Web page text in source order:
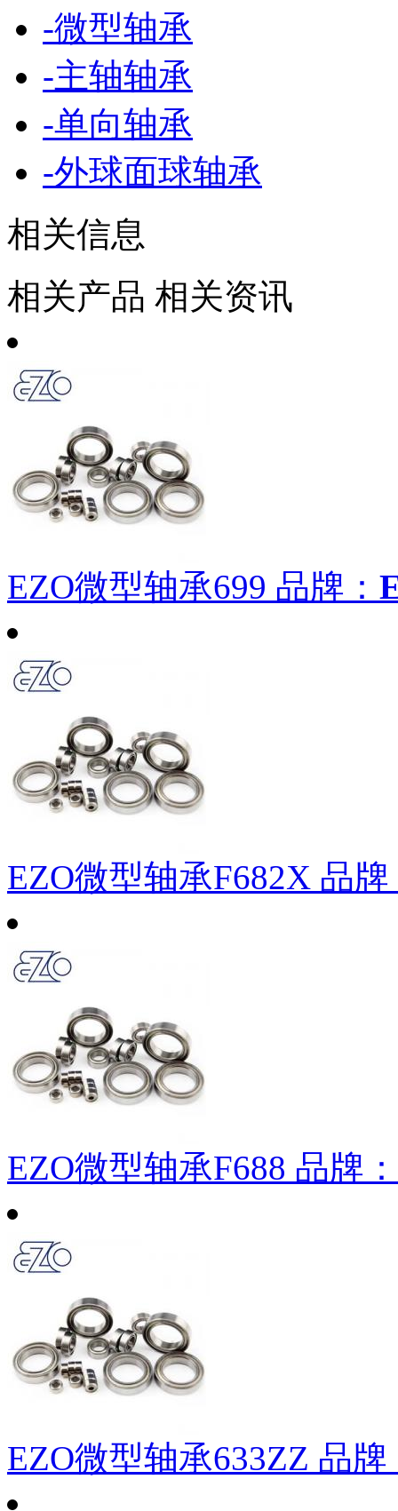
-微型轴承
-主轴轴承
-单向轴承
-外球面球轴承
相关信息
相关产品 相关资讯
EZO微型轴承699 品牌：
EZO微型轴承F682X 品牌
EZO微型轴承F688 品牌：
EZO微型轴承633ZZ 品牌